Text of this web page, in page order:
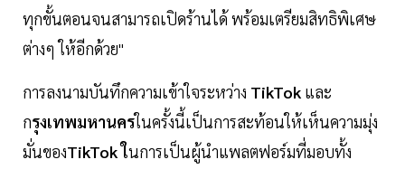
ทุกขั้นตอนจนสามารถเปิดร้านได้ พร้อมเตรียมสิทธิพิเศษ
ต่างๆ ให้อีกด้วย"
การลงนามบันทึกความเข้าใจระหว่าง TikTok และ
กรุงเทพมหานครในครั้งนี้เป็นการสะท้อนให้เห็นความมุ่ง
มั่นของTikTok ในการเป็นผู้นำแพลตฟอร์มที่มอบทั้ง